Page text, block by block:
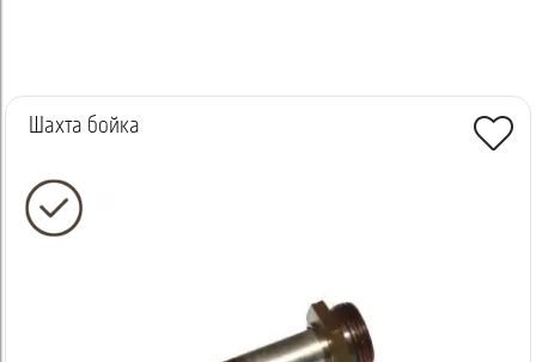
Шахта бойка